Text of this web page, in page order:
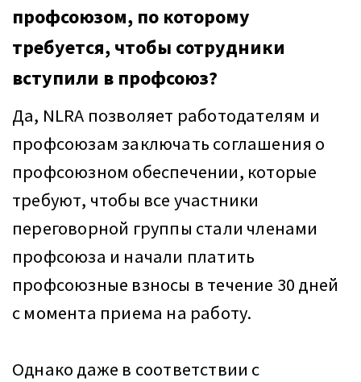
профсоюзом, по которому
требуется, чтобы сотрудники
вступили в профсоюз?
Да, NLRA позволяет работодателям и
профсоюзам заключать соглашения о
профсоюзном обеспечении, которые
требуют, чтобы все участники
переговорной группы стали членами
профсоюза и начали платить
профсоюзные взносы в течение 30 дней
с момента приема на работу.
Однако даже в соответствии с